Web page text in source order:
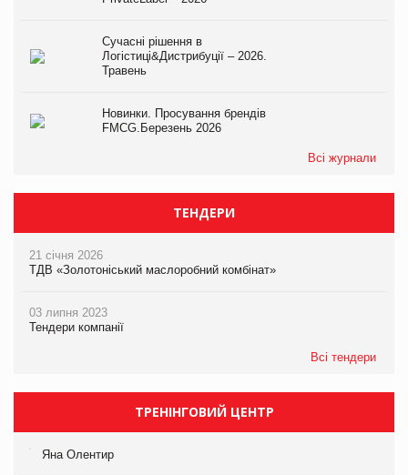
Сучасні рішення в
Логістиці&Дистрибуції – 2026.
Травень
Новинки. Просування брендів
FMCG.Березень 2026
Всі журнали
ТЕНДЕРИ
21 січня 2026
ТДВ «Золотоніський маслоробний комбінат»
03 липня 2023
Тендери компанії
Всі тендери
ТРЕНІНГОВИЙ ЦЕНТР
Яна Олентир